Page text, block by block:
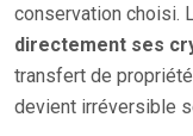
conservation choisi.
directement ses
transfert de
devient irréversible